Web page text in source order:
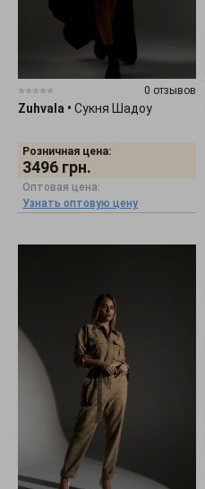
0 отзывов
Zuhvala • Сукня Шадоу
Розничная цена:
3496 грн.
Оптовая цена:
Узнать оптовую цену